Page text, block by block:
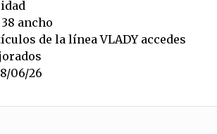
ancho
de la línea VLADY accedes
06/26